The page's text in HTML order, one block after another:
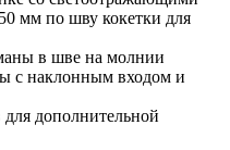
мм по шву кокетки для
в шве на молнии
с наклонным входом и
дополнительной